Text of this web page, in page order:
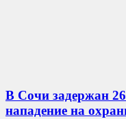
В Сочи задержан
нападение на